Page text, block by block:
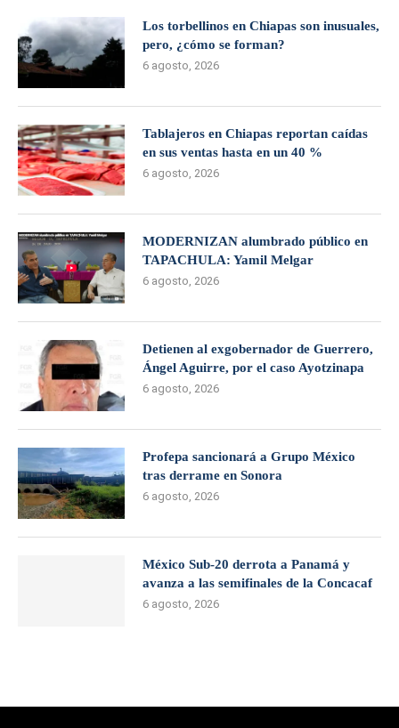
Los torbellinos en Chiapas son inusuales,
pero, ¿cómo se forman?
6 agosto, 2026
Tablajeros en Chiapas reportan caídas
en sus ventas hasta en un 40 %
6 agosto, 2026
MODERNIZAN alumbrado público en
TAPACHULA: Yamil Melgar
6 agosto, 2026
Detienen al exgobernador de Guerrero,
Ángel Aguirre, por el caso Ayotzinapa
6 agosto, 2026
Profepa sancionará a Grupo México
tras derrame en Sonora
6 agosto, 2026
México Sub-20 derrota a Panamá y
avanza a las semifinales de la Concacaf
6 agosto, 2026